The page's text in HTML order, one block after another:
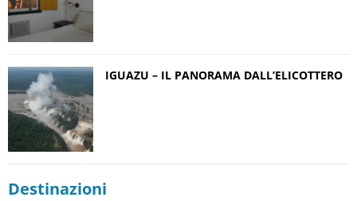
IGUAZU – IL PANORAMA DALL’ELICOTTERO
Destinazioni